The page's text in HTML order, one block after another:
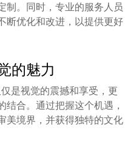
制。同时，专业的服务人员
断优化和改进，以提供更好
的魅力
是视觉的震撼和享受，更
结合。通过把握这个机遇，
美境界，并获得独特的文化